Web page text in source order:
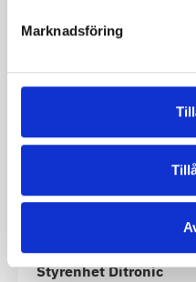
Marknadsföring
Styrenhet Ditronic